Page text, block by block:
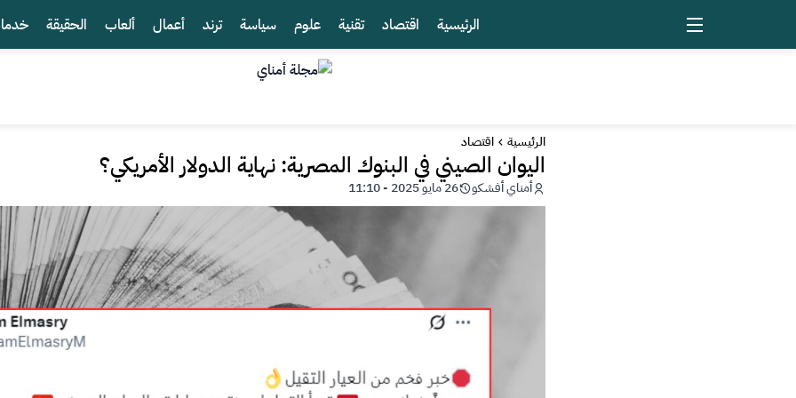
الرئيسية اقتصاد تقنية علوم سياسة ترند أعمال ألعاب الحقيقة
الرئيسية اقتصاد
اليوان الصيني في البنوك المصرية: نهاية الدولار الأمريكي؟
أمناي أفشكو 26 مايو 2025 - 11:10